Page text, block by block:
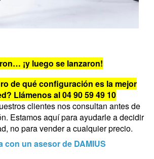
¡y luego se lanzaron!
de qué configuración es la mejor
Llámenos al 04 90 59 49 10
clientes nos consultan antes de
Estamos aquí para ayudarle a decidir
no para vender a cualquier precio.
con un asesor de DAMIUS